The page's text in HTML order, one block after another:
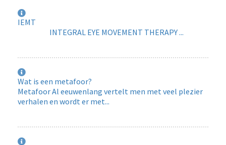
IEMT
INTEGRAL EYE MOVEMENT THERAPY ...
Wat is een metafoor?
Metafoor Al eeuwenlang vertelt men met veel plezier
verhalen en wordt er met...